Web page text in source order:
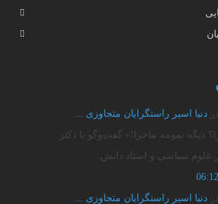
دنیا اسیر راستگرایان متجاوزی‌ ...
دیگه تمومه ماجرا!» گفت‌وگو با دکتر
علوم سیاسی و استاد دانش...
دنیا اسیر راستگرایان متجاوزی‌ ...